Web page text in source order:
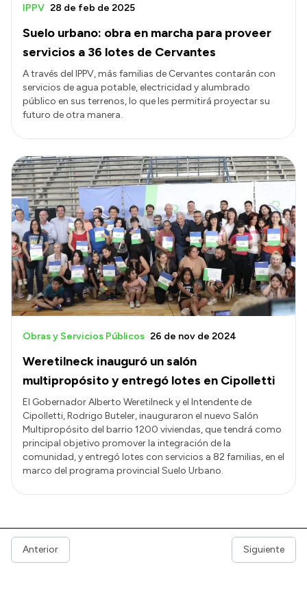
Suelo urbano: obra en marcha para proveer
servicios a 36 lotes de Cervantes
IPPV 28 de feb de 2025
A través del IPPV, más familias de Cervantes contarán con
servicios de agua potable, electricidad y alumbrado
público en sus terrenos, lo que les permitirá proyectar su
futuro de otra manera.
Weretilneck inauguró un salón
multipropósito y entregó lotes en Cipolletti
Obras y Servicios Públicos 26 de nov de 2024
El Gobernador Alberto Weretilneck y el Intendente de
Cipolletti, Rodrigo Buteler, inauguraron el nuevo Salón
Multipropósito del barrio 1200 viviendas, que tendrá como
principal objetivo promover la integración de la
comunidad, y entregó lotes con servicios a 82 familias, en el
marco del programa provincial Suelo Urbano.
Anterior Siguiente